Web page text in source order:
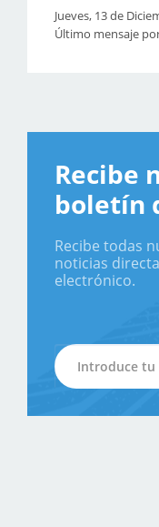
Jueves, 13 de
Último mensaje
Recibe
boletín
Recibe todas
noticias
electrónico.